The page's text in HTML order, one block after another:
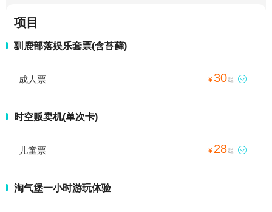
项目
驯鹿部落娱乐套票(含苔藓)
成人票 ¥30起 
时空贩卖机(单次卡)
儿童票 ¥ 28起 
淘气堡一小时游玩体验